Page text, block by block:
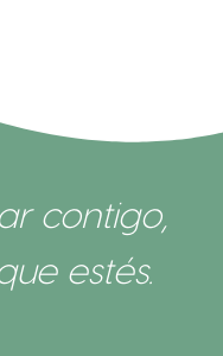
contigo,
estés.